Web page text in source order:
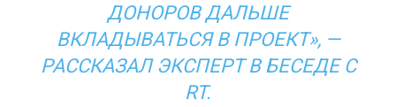
ДОНОРОВ ДАЛЬШЕ
ВКЛАДЫВАТЬСЯ В ПРОЕКТ», —
РАССКАЗАЛ ЭКСПЕРТ В БЕСЕДЕ С
RT.